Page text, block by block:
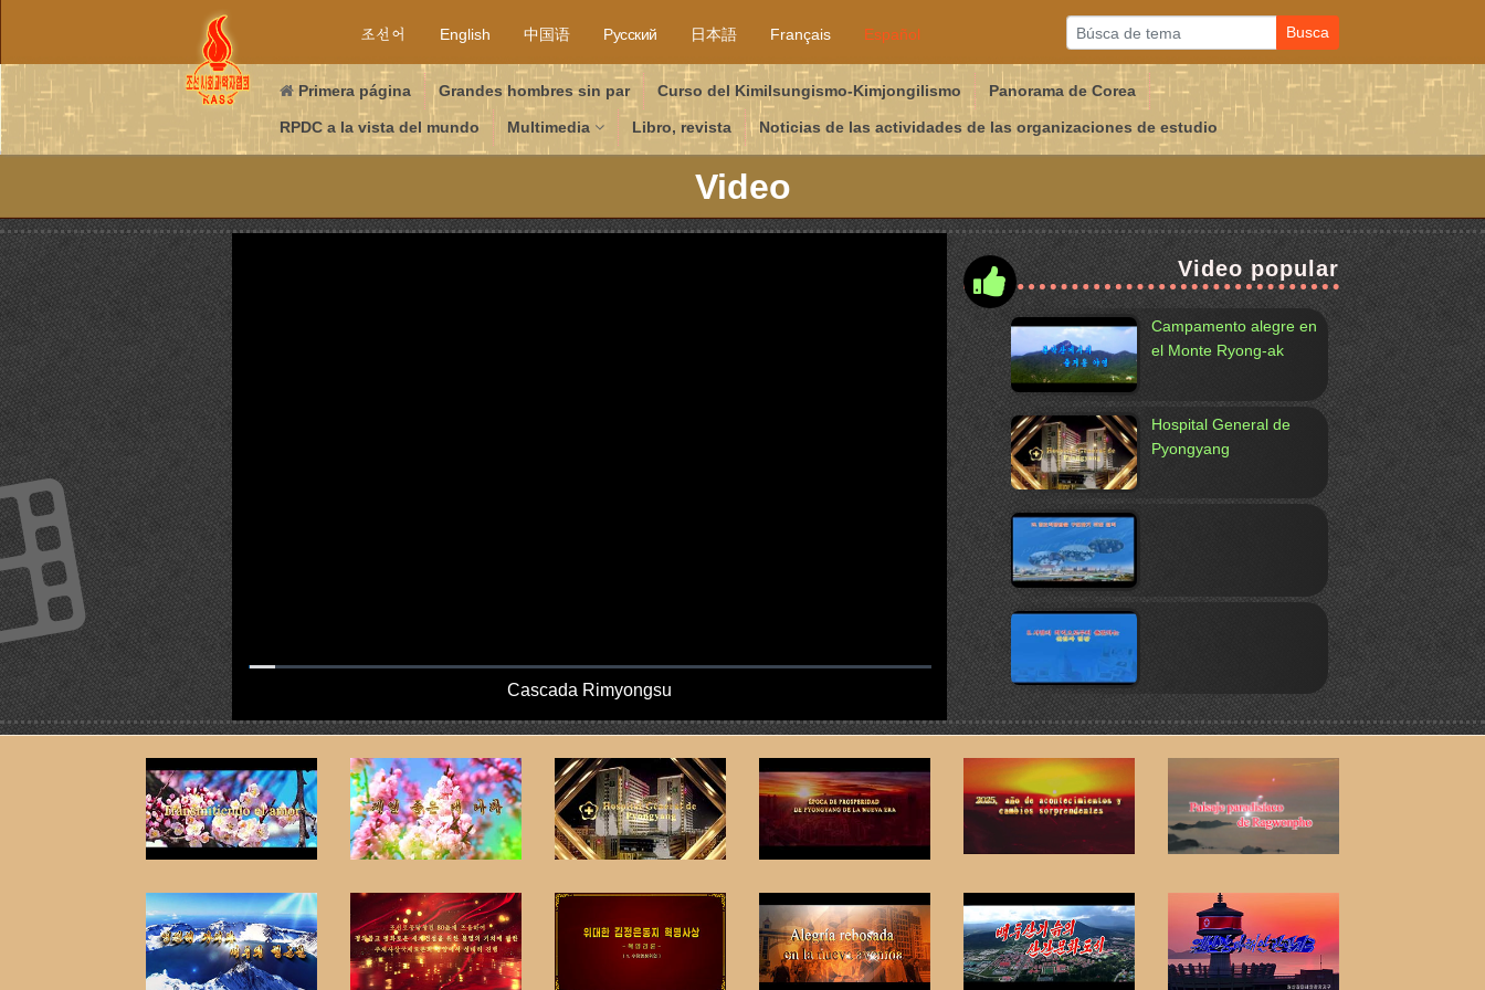
조선어 English 中国语 Русский 日本語 Français Español Busca
Primera página Grandes hombres sin par Curso del Kimilsungismo-Kimjongilismo Panorama de Corea
RPDC a la vista del mundo Multimedia Libro, revista Noticias de las actividades de las organizaciones de estudio
Video
Cascada Rimyongsu
Video popular
Campamento alegre en
el Monte Ryong-ak
Hospital General de
Pyongyang